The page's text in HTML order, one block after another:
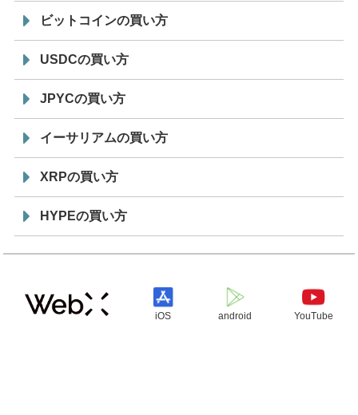
ビットコインの買い方
USDCの買い方
JPYCの買い方
イーサリアムの買い方
XRPの買い方
HYPEの買い方
iOS android YouTube